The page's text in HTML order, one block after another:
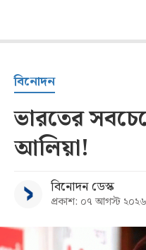
বিনোদন
ভারতের
আলিয়া!
বিনোদন ডেস্ক
প্রকাশ: ০৭ আগস্ট